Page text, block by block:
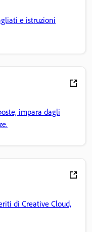
e istruzioni
impara dagli
di Creative Cloud,